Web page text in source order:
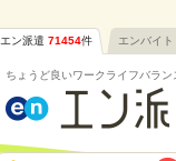
エン派遣 71454件 エンバイト
ちょうど良いワークライフバラン